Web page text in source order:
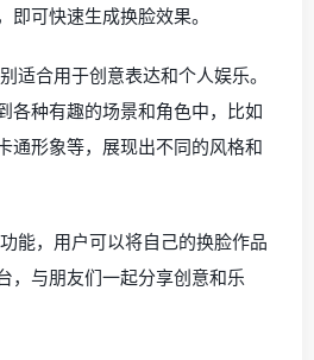
可快速生成换脸效果。
适合用于创意表达和个人娱乐。
各种有趣的场景和角色中，比如
通形象等，展现出不同的风格和
能，用户可以将自己的换脸作品
，与朋友们一起分享创意和乐